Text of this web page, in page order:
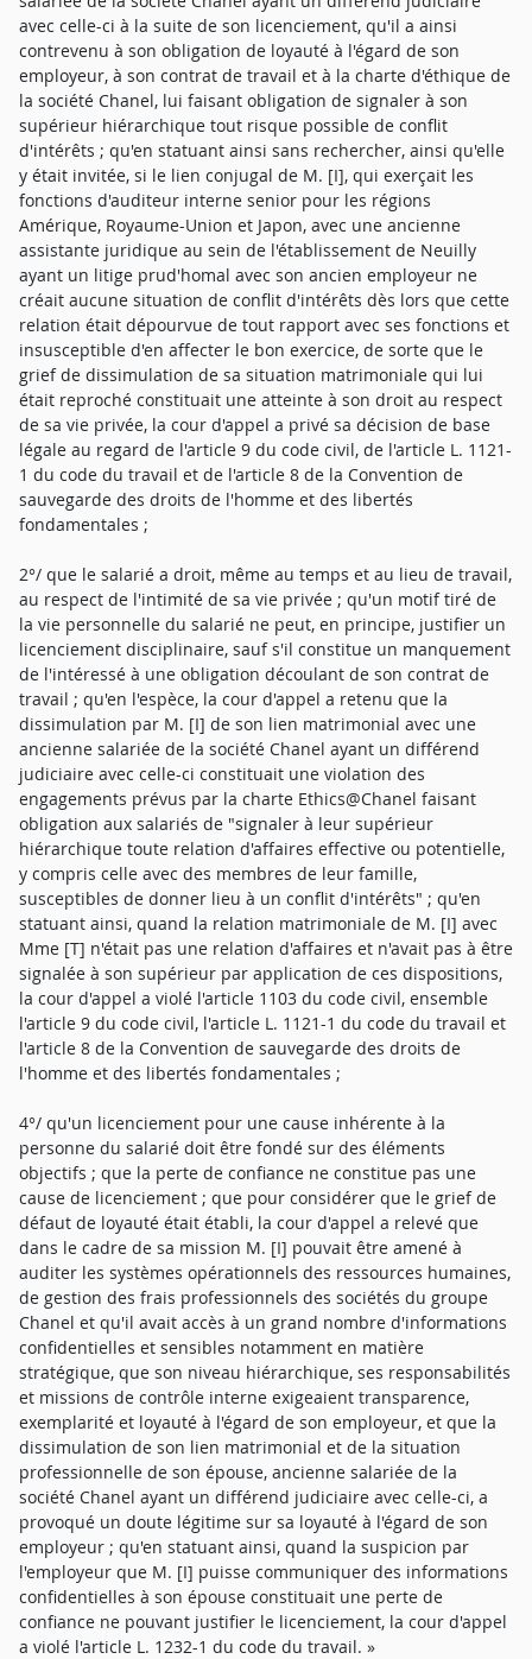
avec celle-ci à la suite de son licenciement, qu'il a ainsi
contrevenu à son obligation de loyauté à l'égard de son
employeur, à son contrat de travail et à la charte d'éthique de
la société Chanel, lui faisant obligation de signaler à son
supérieur hiérarchique tout risque possible de conflit
d'intérêts ; qu'en statuant ainsi sans rechercher, ainsi qu'elle
y était invitée, si le lien conjugal de M. [I], qui exerçait les
fonctions d'auditeur interne senior pour les régions
Amérique, Royaume-Union et Japon, avec une ancienne
assistante juridique au sein de l'établissement de Neuilly
ayant un litige prud'homal avec son ancien employeur ne
créait aucune situation de conflit d'intérêts dès lors que cette
relation était dépourvue de tout rapport avec ses fonctions et
insusceptible d'en affecter le bon exercice, de sorte que le
grief de dissimulation de sa situation matrimoniale qui lui
était reproché constituait une atteinte à son droit au respect
de sa vie privée, la cour d'appel a privé sa décision de base
légale au regard de l'article 9 du code civil, de l'article L. 1121-
1 du code du travail et de l'article 8 de la Convention de
sauvegarde des droits de l'homme et des libertés
fondamentales ;
2°/ que le salarié a droit, même au temps et au lieu de travail,
au respect de l'intimité de sa vie privée ; qu'un motif tiré de
la vie personnelle du salarié ne peut, en principe, justifier un
licenciement disciplinaire, sauf s'il constitue un manquement
de l'intéressé à une obligation découlant de son contrat de
travail ; qu'en l'espèce, la cour d'appel a retenu que la
dissimulation par M. [I] de son lien matrimonial avec une
ancienne salariée de la société Chanel ayant un différend
judiciaire avec celle-ci constituait une violation des
engagements prévus par la charte Ethics@Chanel faisant
obligation aux salariés de "signaler à leur supérieur
hiérarchique toute relation d'affaires effective ou potentielle,
y compris celle avec des membres de leur famille,
susceptibles de donner lieu à un conflit d'intérêts" ; qu'en
statuant ainsi, quand la relation matrimoniale de M. [I] avec
Mme [T] n'était pas une relation d'affaires et n'avait pas à être
signalée à son supérieur par application de ces dispositions,
la cour d'appel a violé l'article 1103 du code civil, ensemble
l'article 9 du code civil, l'article L. 1121-1 du code du travail et
l'article 8 de la Convention de sauvegarde des droits de
l'homme et des libertés fondamentales ;
4°/ qu'un licenciement pour une cause inhérente à la
personne du salarié doit être fondé sur des éléments
objectifs ; que la perte de confiance ne constitue pas une
cause de licenciement ; que pour considérer que le grief de
défaut de loyauté était établi, la cour d'appel a relevé que
dans le cadre de sa mission M. [I] pouvait être amené à
auditer les systèmes opérationnels des ressources humaines,
de gestion des frais professionnels des sociétés du groupe
Chanel et qu'il avait accès à un grand nombre d'informations
confidentielles et sensibles notamment en matière
stratégique, que son niveau hiérarchique, ses responsabilités
et missions de contrôle interne exigeaient transparence,
exemplarité et loyauté à l'égard de son employeur, et que la
dissimulation de son lien matrimonial et de la situation
professionnelle de son épouse, ancienne salariée de la
société Chanel ayant un différend judiciaire avec celle-ci, a
provoqué un doute légitime sur sa loyauté à l'égard de son
employeur ; qu'en statuant ainsi, quand la suspicion par
l'employeur que M. [I] puisse communiquer des informations
confidentielles à son épouse constituait une perte de
confiance ne pouvant justifier le licenciement, la cour d'appel
a violé l'article L. 1232-1 du code du travail. »